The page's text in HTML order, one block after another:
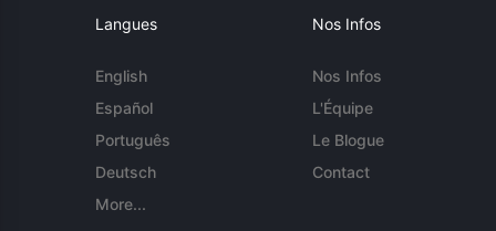
Langues
English
Español
Português
Deutsch
More...
Nos Infos
Nos Infos
L'Équipe
Le Blogue
Contact